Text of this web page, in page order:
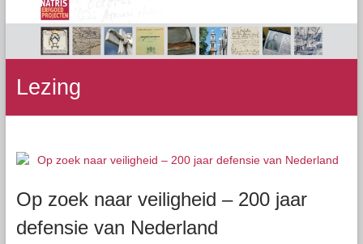
Lezing
Op zoek naar veiligheid – 200 jaar
defensie van Nederland